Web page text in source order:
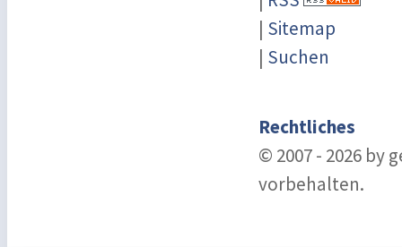
| Sitemap
| Suchen
Rechtliches
© 2007 - 2026 by
vorbehalten.